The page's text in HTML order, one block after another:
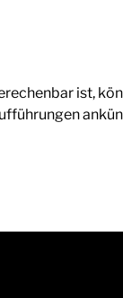
ist,